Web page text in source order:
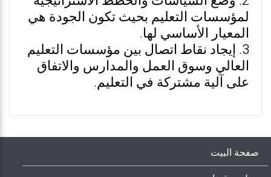
لمؤسسات التعليم بحيث تكون الجودة هي
المعيار الأساسي لها.
3. إيجاد نقاط اتصال بين مؤسسات التعليم
العالي وسوق العمل والمدارس والاتفاق
على آلية مشتركة في التعليم.
صفحة البيت